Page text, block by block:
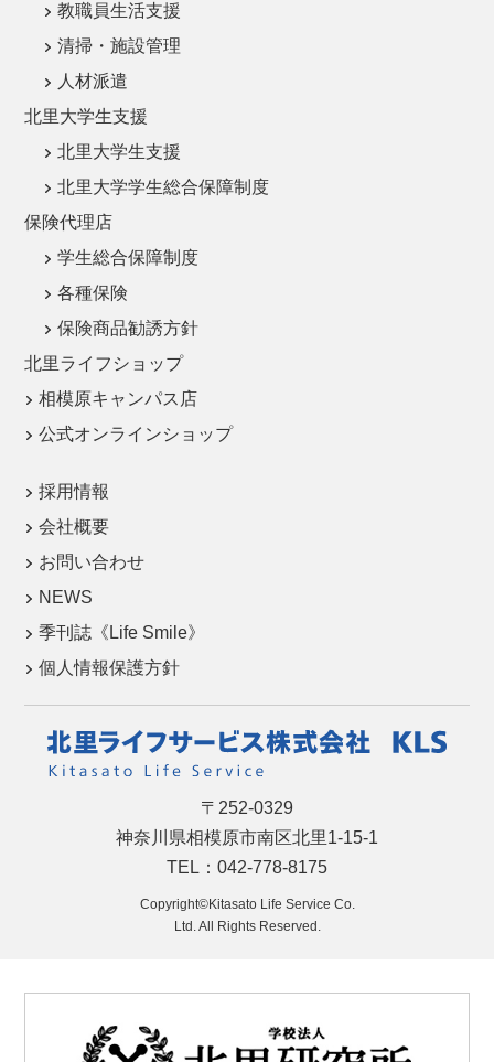
教職員生活支援
清掃・施設管理
人材派遣
北里大学生支援
北里大学生支援
北里大学学生総合保障制度
保険代理店
学生総合保障制度
各種保険
保険商品勧誘方針
北里ライフショップ
相模原キャンパス店
公式オンラインショップ
採用情報
会社概要
お問い合わせ
NEWS
季刊誌《Life Smile》
個人情報保護方針
〒252-0329
神奈川県相模原市南区北里1-15-1
TEL：042-778-8175
Copyright©Kitasato Life Service Co.
Ltd. All Rights Reserved.